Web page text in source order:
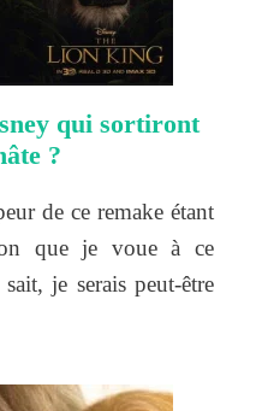
qui sortiront
?
de ce remake étant
que je voue à ce
je serais peut-être